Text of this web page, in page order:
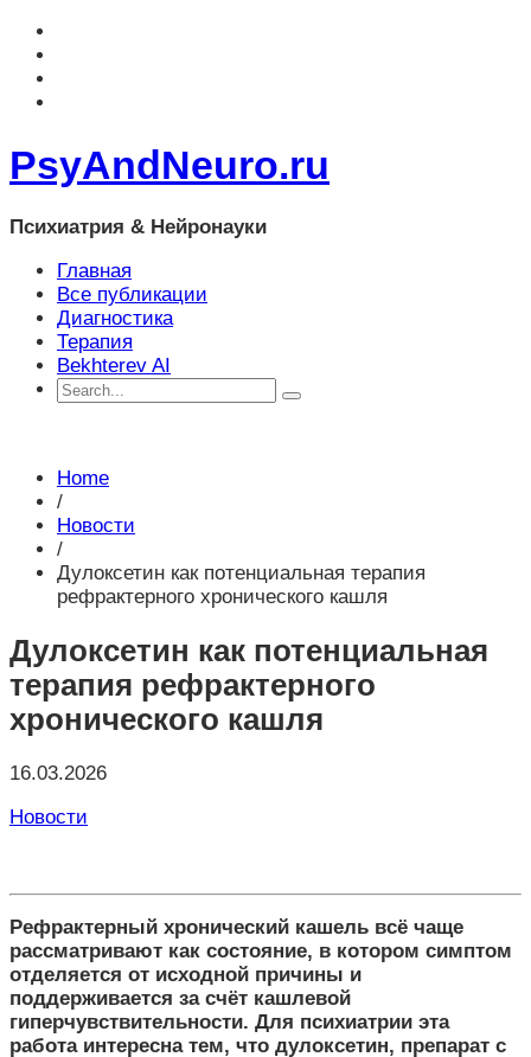
PsyAndNeuro.ru
Психиатрия & Нейронауки
Главная
Все публикации
Диагностика
Терапия
Bekhterev AI
Home
/
Новости
/
Дулоксетин как потенциальная терапия
рефрактерного хронического кашля
Дулоксетин как потенциальная
терапия рефрактерного
хронического кашля
16.03.2026
Новости
Рефрактерный хронический кашель всё чаще
рассматривают как состояние, в котором симптом
отделяется от исходной причины и
поддерживается за счёт кашлевой
гиперчувствительности. Для психиатрии эта
работа интересна тем, что дулоксетин, препарат с